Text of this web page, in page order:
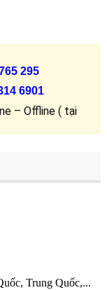
295
6901
– Offline ( tại
Trung Quốc,...